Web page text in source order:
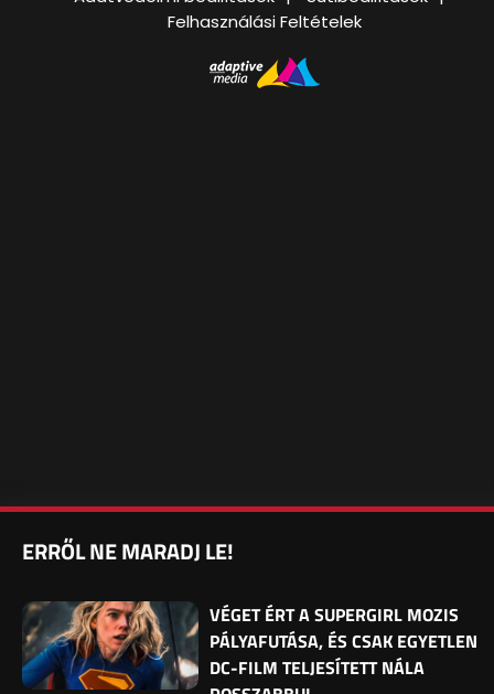
Felhasználási Feltételek
ERRŐL NE MARADJ LE!
VÉGET ÉRT A SUPERGIRL MOZIS
PÁLYAFUTÁSA, ÉS CSAK EGYETLEN
DC-FILM TELJESÍTETT NÁLA